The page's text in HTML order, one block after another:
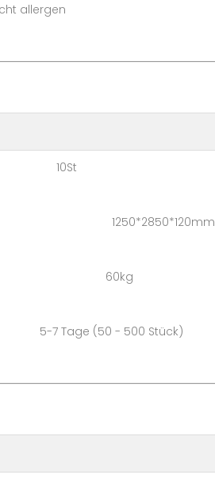
allergen
10St
1250*2850*120mm
Karton: 60kg
(50 - 500 Stück)